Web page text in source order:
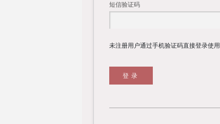
短信验证码
未注册用户通过手机验证码直接登录使用
登录